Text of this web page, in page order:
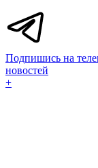
Подпишись на
новостей
+